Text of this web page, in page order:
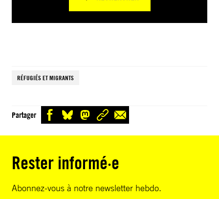
RÉFUGIÉS ET MIGRANTS
Partager
Rester informé·e
Abonnez-vous à notre newsletter hebdo.